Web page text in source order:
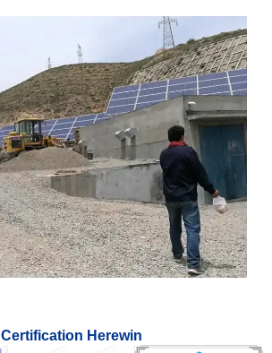
Certification Herewin